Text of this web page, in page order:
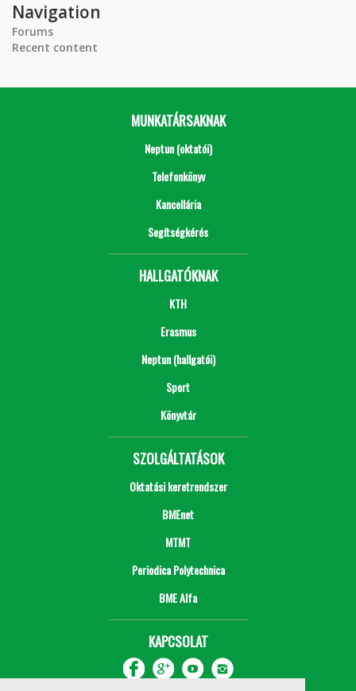
Navigation
Forums
Recent content
MUNKATÁRSAKNAK
Neptun (oktatói)
Telefonkönyv
Kancellária
Segítségkérés
HALLGATÓKNAK
KTH
Erasmus
Neptun (hallgatói)
Sport
Könyvtár
SZOLGÁLTATÁSOK
Oktatási keretrendszer
BMEnet
MTMT
Periodica Polytechnica
BME Alfa
KAPCSOLAT